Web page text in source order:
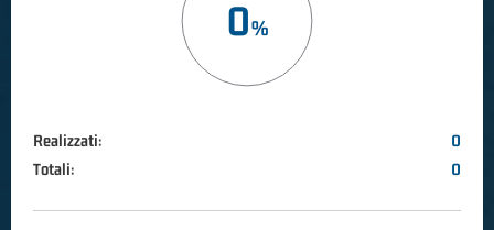
0
Realizzati:
0
Totali:
0